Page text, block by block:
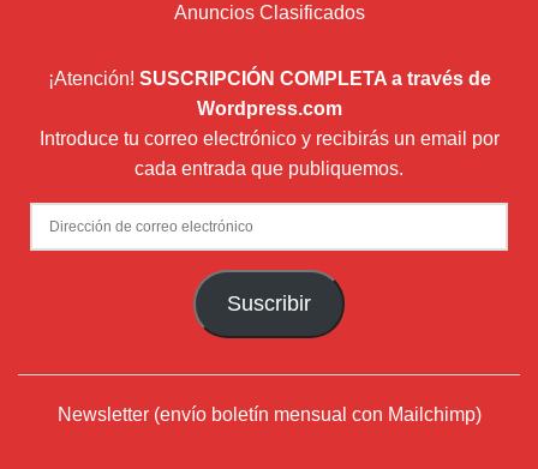
Anuncios Clasificados
¡Atención! SUSCRIPCIÓN COMPLETA a través de
Wordpress.com
Introduce tu correo electrónico y recibirás un email por
cada entrada que publiquemos.
Dirección
de
Suscribir
Newsletter (envío boletín mensual con Mailchimp)